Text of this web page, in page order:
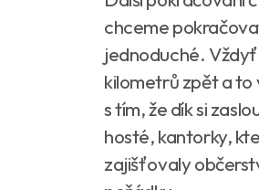
chceme
jednoduché.
kilometrů zpět a to
s tím, že dík si
hosté, kantorky,
zajišťovaly